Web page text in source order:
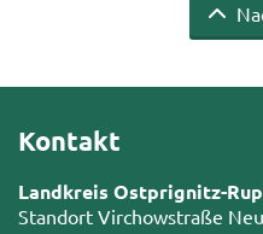
Kontakt
Landkreis Ostprignitz-
Standort Virchowstraße